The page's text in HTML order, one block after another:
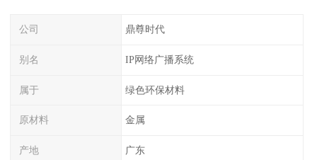
公司 鼎尊时代
别名 IP网络广播系统
属于 绿色环保材料
原材料 金属
产地 广东